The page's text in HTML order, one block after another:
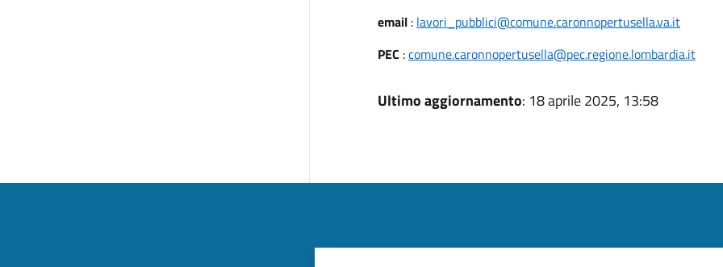
email: lavori_pubblici@comune.caronnopertusella.va.it
PEC :comune.caronnopertusella@pec.regione.lombardia.it
Ultimo aggiornamento: 18 aprile 2025, 13:58